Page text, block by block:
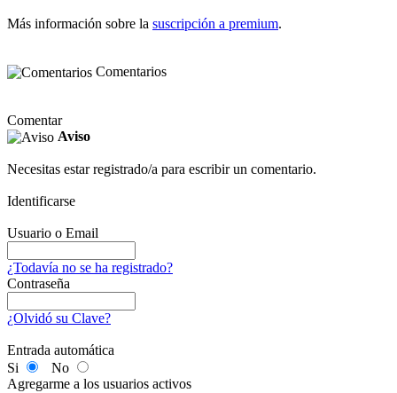
Más información sobre la suscripción a premium.
Comentarios
Comentar
Aviso
Necesitas estar registrado/a para escribir un comentario.
Identificarse
Usuario o Email
¿Todavía no se ha registrado?
Contraseña
¿Olvidó su Clave?
Entrada automática
Si
No
Agregarme a los usuarios activos